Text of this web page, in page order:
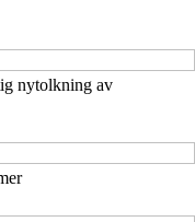
nytolkning av